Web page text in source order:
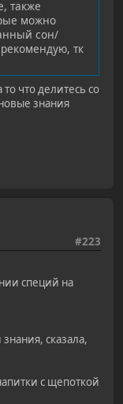
также
можно
сон/
тк
что делитесь со
знания
#223
специй на
сказала,
с щепоткой